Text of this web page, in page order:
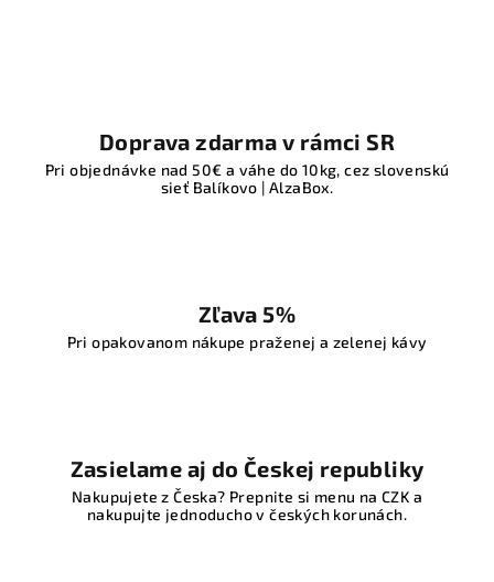
Doprava zdarma v rámci SR
Pri objednávke nad 50€ a váhe do 10kg, cez slovenskú
sieť Balíkovo | AlzaBox.
Zľava 5%
Pri opakovanom nákupe praženej a zelenej kávy
Zasielame aj do Českej republiky
Nakupujete z Česka? Prepnite si menu na CZK a
nakupujte jednoducho v českých korunách.